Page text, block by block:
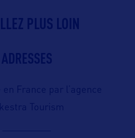
PLUS LOIN
ADRESSES
en France par l’agence
Tourism